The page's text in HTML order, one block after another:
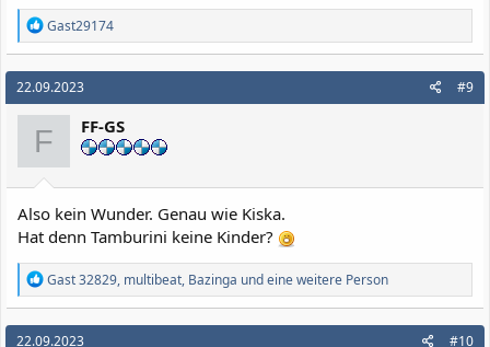
R
e
a
k
t
i
o
n
e
n
Gast29174
22.09.2023 #9
F FF-GS
Also kein Wunder. Genau wie Kiska.
Hat denn Tamburini keine Kinder?
R
e
a
k
Gast 32829, multibeat, Bazinga und eine weitere Person
22.09.2023 #10